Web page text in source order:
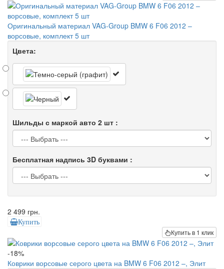
Оригинальный материал VAG-Group BMW 6 F06 2012 –
ворсовые, комплект 5 шт
Цвета:
Шильды с маркой авто 2 шт :
Бесплатная надпись 3D буквами :
2 499 грн.
Купить
Купить в 1 клик
-18%
Коврики ворсовые серого цвета на BMW 6 F06 2012 –, Элит